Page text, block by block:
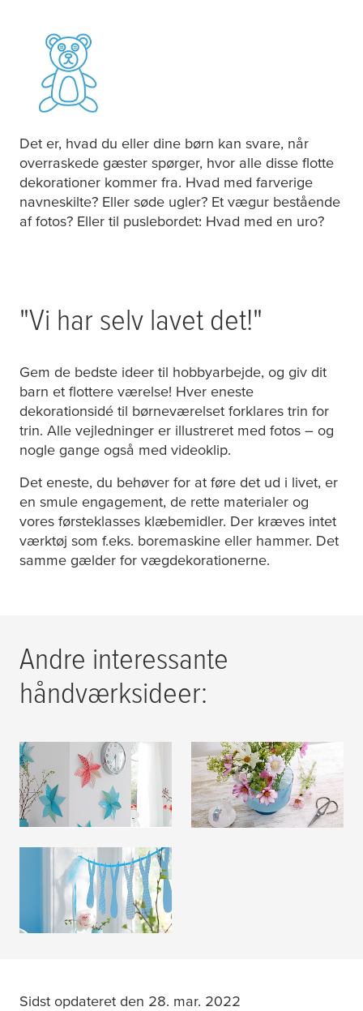
Det er, hvad du eller dine børn kan svare, når
overraskede gæster spørger, hvor alle disse flotte
dekorationer kommer fra. Hvad med farverige
navneskilte? Eller søde ugler? Et vægur bestående
af fotos? Eller til puslebordet: Hvad med en uro?
"Vi har selv lavet det!"
Gem de bedste ideer til hobbyarbejde, og giv dit
barn et flottere værelse! Hver eneste
dekorationsidé til børneværelset forklares trin for
trin. Alle vejledninger er illustreret med fotos – og
nogle gange også med videoklip.
Det eneste, du behøver for at føre det ud i livet, er
en smule engagement, de rette materialer og
vores førsteklasses klæbemidler. Der kræves intet
værktøj som f.eks. boremaskine eller hammer. Det
samme gælder for vægdekorationerne.
Andre interessante
håndværksideer:
Forårsdekorationer
LÆS MERE
Mors dag
LÆS MERE
Påskedekoration
LÆS MERE
Sidst opdateret den 28. mar. 2022